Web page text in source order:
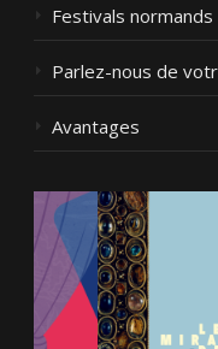
Festivals normands
Parlez-nous de
Avantages